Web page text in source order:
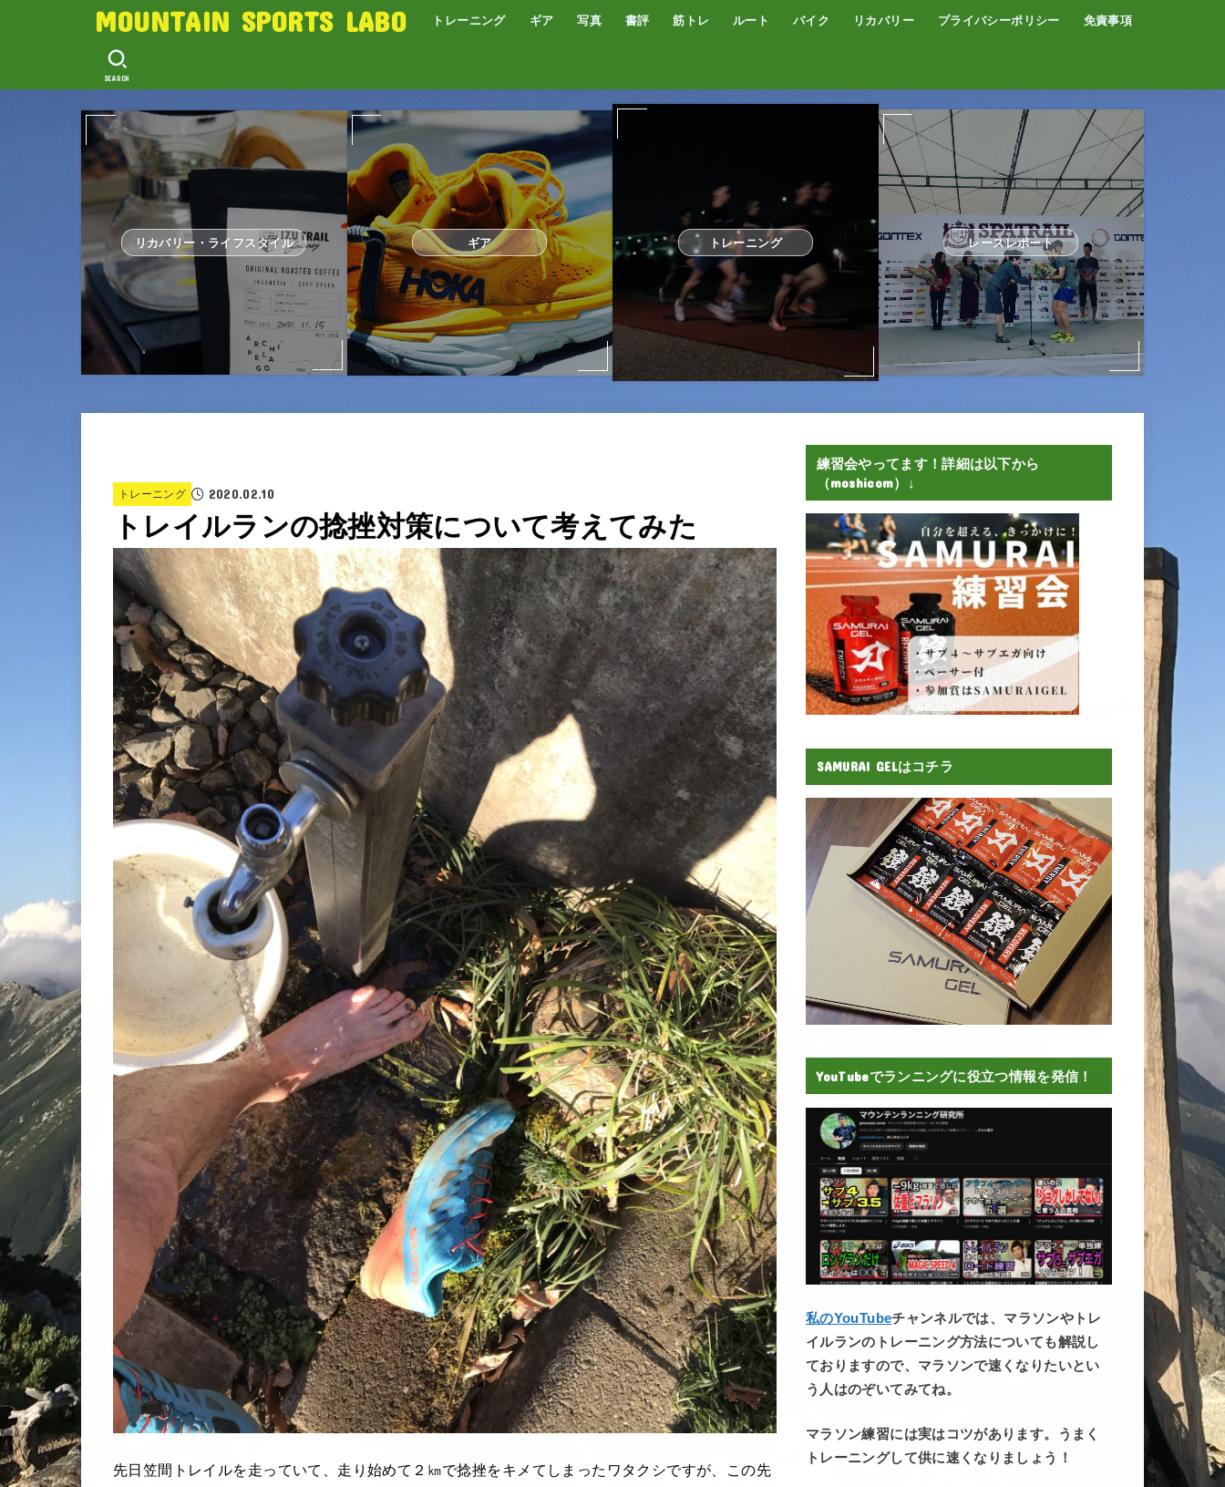
MOUNTAIN SPORTS LABO トレーニング ギア 写真 書評 筋トレ ルート バイク リカバリー プライバシーポリシー 免責事項
SEARCH
リカバリー・ライフスタイル ギア トレーニング レースレポート
トレーニング 2020.02.10
トレイルランの捻挫対策について考えてみた
先日笠間トレイルを走っていて、走り始めて２㎞で捻挫をキメてしまったワタクシですが、この先
練習会やってます！詳細は以下から
（moshicom）↓
SAMURAI GELはコチラ
YouTubeでランニングに役立つ情報を発信！
私のYouTubeチャンネルでは、マラソンやトレ
イルランのトレーニング方法についても解説し
ておりますので、マラソンで速くなりたいとい
う人はのぞいてみてね。
マラソン練習には実はコツがあります。うまく
トレーニングして供に速くなりましょう！